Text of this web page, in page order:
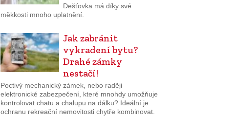
Dešťovka má díky své
měkkosti mnoho uplatnění.
Jak zabránit
vykradení bytu?
Drahé zámky
nestačí!
Poctivý mechanický zámek, nebo raději
elektronické zabezpečení, které mnohdy umožňuje
kontrolovat chatu a chalupu na dálku? Ideální je
ochranu rekreační nemovitosti chytře kombinovat.